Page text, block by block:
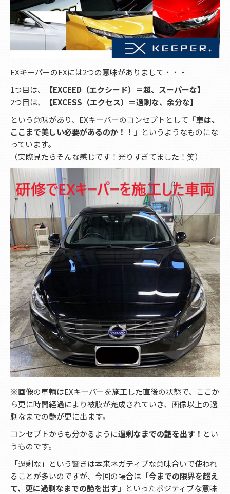
EXキーパーのEXには2つの意味がありまして・・・
1つ目は、
【EXCEED（エクシード）＝超、スーパーな】
2つ目は、
【EXCESS（エクセス）＝過剰な、余分な】
という意味があり、EXキーパーのコンセプトとして 「車は、
ここまで美しい必要があるのか！！」 というようなものにな
っています。
（実際見たらそんな感じです！光りすぎてました！笑）
※画像の車輌はEXキーパーを施工した直後の状態で、ここか
ら更に時間経過により被膜が完成されていき、画像以上の過
剰なまでの艶が更に出ます。
コンセプトからも分かるように過剰なまでの艶を出す！ とい
うものです。
「過剰な」という響きは本来ネガティブな意味合いで使われ
ることが多いのですが、今回の場合は 「今までの限界を超え
て、更に過剰なまでの艶を出す」 といったポジティブな意味